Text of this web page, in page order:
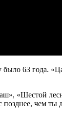
63 года.
«Шестой
позднее, чем ты